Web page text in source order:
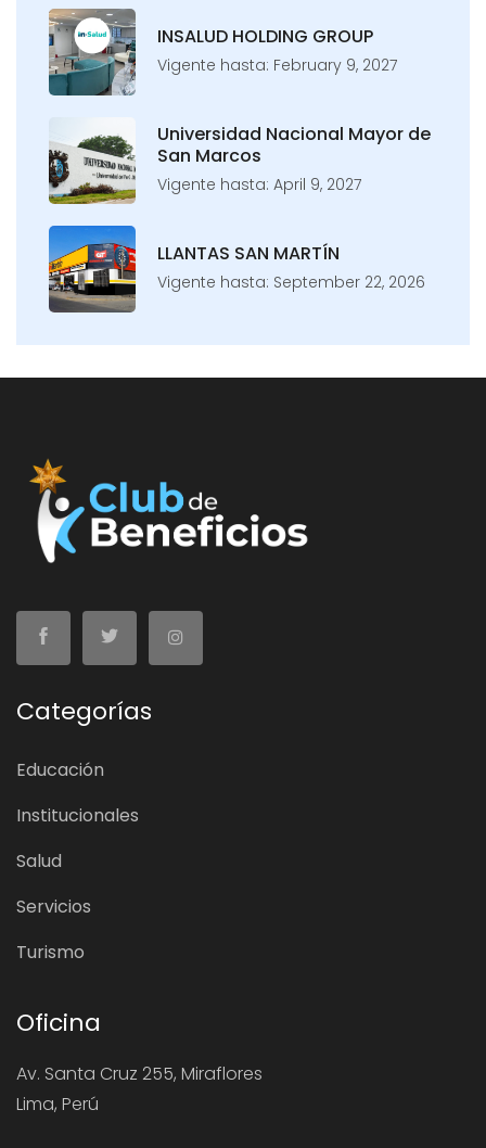
INSALUD HOLDING GROUP
Vigente hasta: February 9, 2027
Universidad Nacional Mayor de
San Marcos
Vigente hasta: April 9, 2027
LLANTAS SAN MARTÍN
Vigente hasta: September 22, 2026
Categorías
Educación
Institucionales
Salud
Servicios
Turismo
Oficina
Av. Santa Cruz 255, Miraflores
Lima, Perú